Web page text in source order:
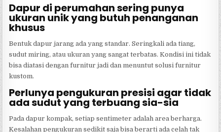
Dapur di perumahan sering punya
ukuran unik yang butuh penanganan
khusus
Bentuk dapur jarang ada yang standar. Seringkali ada tiang,
sudut miring, atau ukuran yang sangat terbatas. Kondisi ini tidak
bisa diatasi dengan furnitur jadi dan menuntut solusi furnitur
kustom.
Perlunya pengukuran presisi agar tidak
ada sudut yang terbuang sia-sia
Pada dapur kompak, setiap sentimeter adalah area berharga.
Kesalahan pengukuran sedikit saja bisa berarti ada celah tak